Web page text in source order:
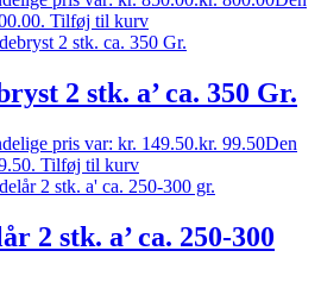
Tilføj til kurv
2 stk. a’ ca. 350 Gr.
pris var: kr. 149.50.kr. 99.50Den
Tilføj til kurv
2 stk. a’ ca. 250-300